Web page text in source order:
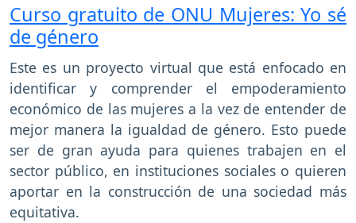
Curso gratuito de ONU Mujeres: Yo sé
de género
Este es un proyecto virtual que está enfocado en
identificar y comprender el empoderamiento
económico de las mujeres a la vez de entender de
mejor manera la igualdad de género. Esto puede
ser de gran ayuda para quienes trabajen en el
sector público, en instituciones sociales o quieren
aportar en la construcción de una sociedad más
equitativa.